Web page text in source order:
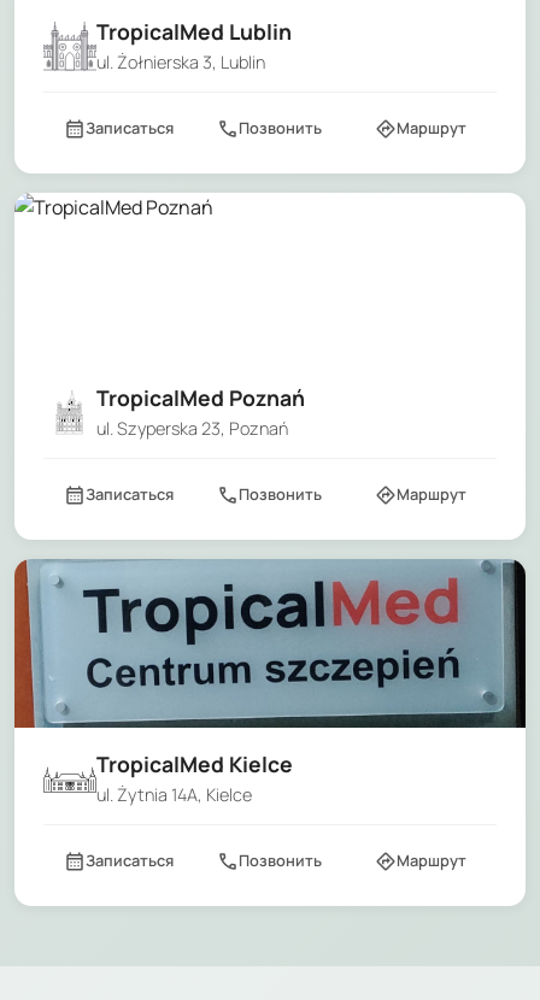
TropicalMed Lublin
ul. Żołnierska 3, Lublin
calendar_monthЗаписаться callПозвонить directionsМаршрут
TropicalMed Poznań
ul. Szyperska 23, Poznań
calendar_monthЗаписаться callПозвонить directionsМаршрут
TropicalMed Kielce
ul. Żytnia 14A, Kielce
calendar_monthЗаписаться callПозвонить directionsМаршрут